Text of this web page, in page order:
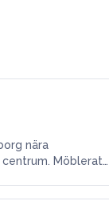
nära
centrum. Möblerat